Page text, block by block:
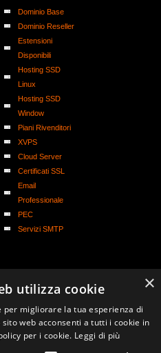
Dominio Base
Dominio Reseller
Estensioni
Disponibili
Hosting SSD
Linux
Hosting SSD
Window
Piani Rivenditori
XVPS
Cloud Server
Certificati SSL
Email
Professionale
PEC
Servizi SMTP
×
utilizza cookie
per migliorare la tua esperienza di
web acconsenti a tutti i cookie in
per i cookie. Leggi di più